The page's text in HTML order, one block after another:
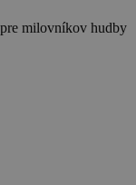
milovníkov hudby